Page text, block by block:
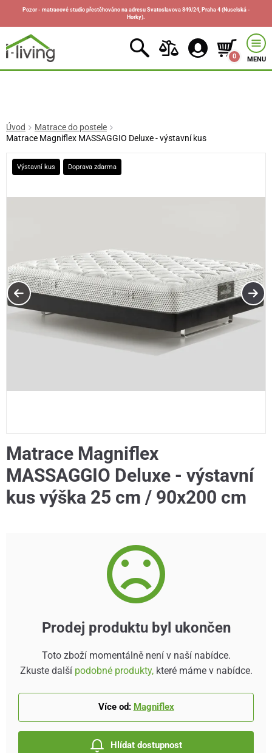
Pozor - matracové studio přestěhováno na adresu Svatoslavova 849/24, Praha 4 (Nuselská -
Horky).
0 MENU
Úvod
Matrace do postele
Matrace Magniflex MASSAGGIO Deluxe - výstavní kus
Výstavní kus Doprava zdarma
Matrace Magniflex
MASSAGGIO Deluxe - výstavní
kus výška 25 cm / 90x200 cm
Prodej produktu byl ukončen
Toto zboží momentálně není v naší nabídce.
Zkuste další podobné produkty,které máme v nabídce.
Více od: Magniflex
Hlídat dostupnost